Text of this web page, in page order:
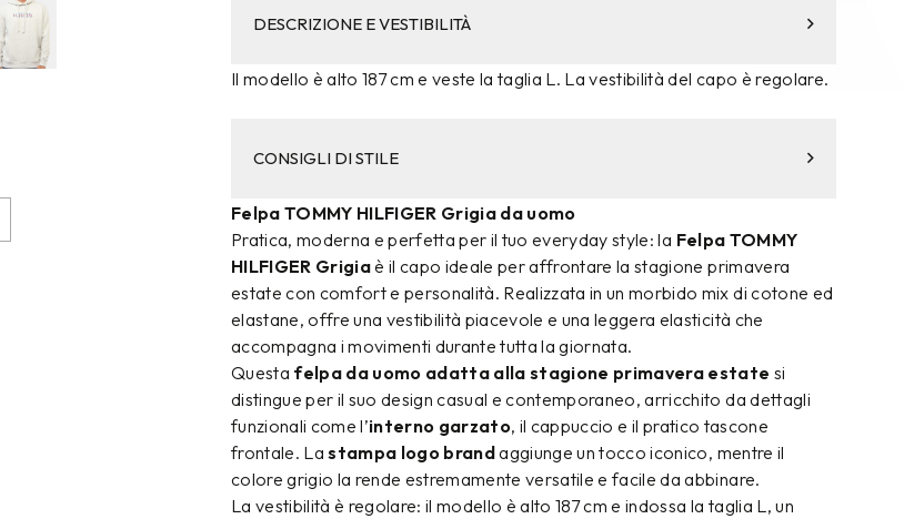
DESCRIZIONE E VESTIBILITÀ
Il modello è alto 187 cm e veste la taglia L. La vestibilità del capo è regolare.
CONSIGLI DI STILE
Felpa TOMMY HILFIGER Grigia da uomo
Pratica, moderna e perfetta per il tuo everyday style: la Felpa TOMMY
HILFIGER Grigiaè il capo ideale per affrontare la stagione primavera
estate con comfort e personalità. Realizzata in un morbido mix di cotone ed
elastane, offre una vestibilità piacevole e una leggera elasticità che
accompagna i movimenti durante tutta la giornata.
Questa felpa da uomo adatta alla stagione primavera estate si
distingue per il suo design casual e contemporaneo, arricchito da dettagli
funzionali come l’interno garzato, il cappuccio e il pratico tascone
frontale. Lastampa logo brandaggiunge un tocco iconico, mentre il
colore grigio la rende estremamente versatile e facile da abbinare.
La vestibilità è regolare: il modello è alto 187 cm e indossa la taglia L, un